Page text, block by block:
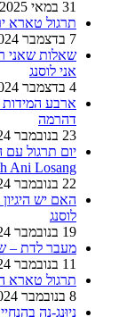
31 במאי 2025
תרגול טארא
7 בדצמבר 2024
שאלות שאני
אני לוסנג
4 בדצמבר 2024
ארבע
דהרמה
23 בנובמבר 2024
Ani Losang
22 בנובמבר 2024
האם יש
לוסנג
19 בנובמבר 2024
מעבר לדת –
11 בנובמבר 2024
תרגול טארא
8 בנובמבר 2024
ניוּנג-נֶה